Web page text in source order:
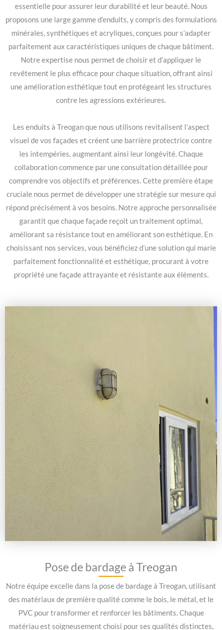
essentielle pour assurer leur durabilité et leur beauté. Nous
proposons une large gamme d’enduits, y compris des formulations
minérales, synthétiques et acryliques, conçues pour s’adapter
parfaitement aux caractéristiques uniques de chaque bâtiment.
Notre expertise nous permet de choisir et d’appliquer le
revêtement le plus efficace pour chaque situation, offrant ainsi
une amélioration esthétique tout en protégeant les structures
contre les agressions extérieures.
Les enduits à Treogan que nous utilisons revitalisent l’aspect
visuel de vos façades et créent une barrière protectrice contre
les intempéries, augmentant ainsi leur longévité. Chaque
collaboration commence par une consultation détaillée pour
comprendre vos objectifs et préférences. Cette première étape
cruciale nous permet de développer une stratégie sur mesure qui
répond précisément à vos besoins. Notre approche personnalisée
garantit que chaque façade reçoit un traitement optimal,
améliorant sa résistance tout en améliorant son esthétique. En
choisissant nos services, vous bénéficiez d’une solution qui marie
parfaitement fonctionnalité et esthétique, procurant à votre
propriété une façade attrayante et résistante aux éléments.
Pose de bardage à Treogan
Notre équipe excelle dans la pose de bardage à Treogan, utilisant
des matériaux de première qualité comme le bois, le métal, et le
PVC pour transformer et renforcer les bâtiments. Chaque
matériau est soigneusement choisi pour ses qualités distinctes,